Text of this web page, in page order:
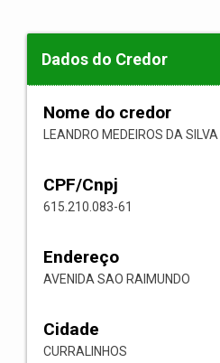
Dados do Credor
Nome do credor
LEANDRO MEDEIROS DA SILVA
CPF/Cnpj
615.210.083-61
Endereço
AVENIDA SAO RAIMUNDO
Cidade
CURRALINHOS